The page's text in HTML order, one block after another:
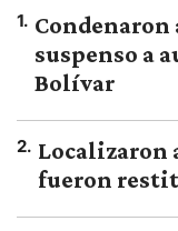
1. Condenaron
suspenso a
Bolívar
2. Localizaron
fueron